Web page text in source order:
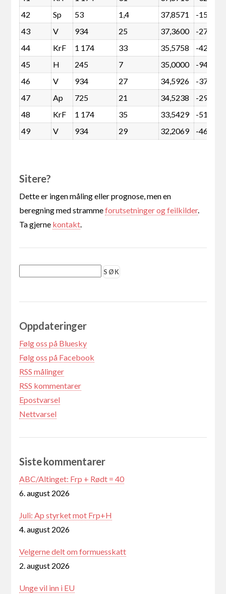
42
Sp 53 1,4 37,8571
-15
43
V 934 25 37,3600
-275
44
KrF 1 174 33 35,5758
-421
45
H 245 7 35,0000
-94
46
V 934 27 34,5926
-371
47
Ap 725 21 34,5238
-290
48
KrF 1 174 35 33,5429
-518
49
V 934 29 32,2069 -468
Sitere?
Dette er ingen måling eller prognose, men en
beregning med strammeforutsetninger og feilkilder.
Ta gjerne kontakt.
Oppdateringer
Følg oss på Bluesky
Følg oss på Facebook
RSS målinger
RSS kommentarer
Epostvarsel
Nettvarsel
Siste kommentarer
ABC/Altinget: Frp + Rødt = 40
6. august 2026
Juli: Ap styrket mot Frp+H
4. august 2026
Velgerne delt om formuesskatt
2. august 2026
Unge vil inn i EU